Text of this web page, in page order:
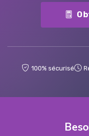
100% sécurisé